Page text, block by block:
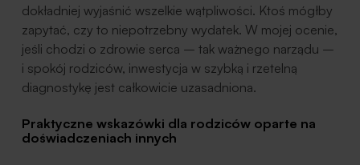
dokładniej wyjaśnić wszelkie wątpliwości. Ktoś mógłby
zapytać, czy to niepotrzebny wydatek. W mojej ocenie,
jeśli chodzi o zdrowie serca – tak ważnego narządu –
i spokój rodziców, inwestycja w szybką i rzetelną
diagnostykę jest całkowicie uzasadniona.
Praktyczne wskazówki dla rodziców oparte na
doświadczeniach innych